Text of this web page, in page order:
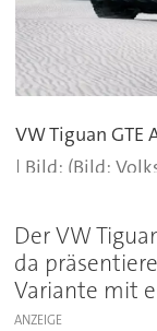
VW Tiguan GTE
(Bild:
Der VW
da
Variante mit
ANZEIGE